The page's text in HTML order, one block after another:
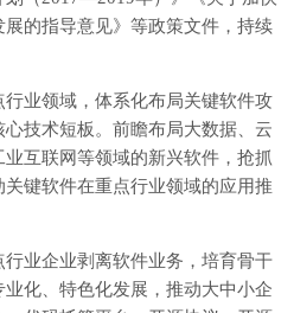
的指导意见》等政策文件，持续
业领域，体系化布局关键软件攻
技术短板。前瞻布局大数据、云
互联网等领域的新兴软件，抢抓
键软件在重点行业领域的应用推
业企业剥离软件业务，培育骨干
化、特色化发展，推动大中小企